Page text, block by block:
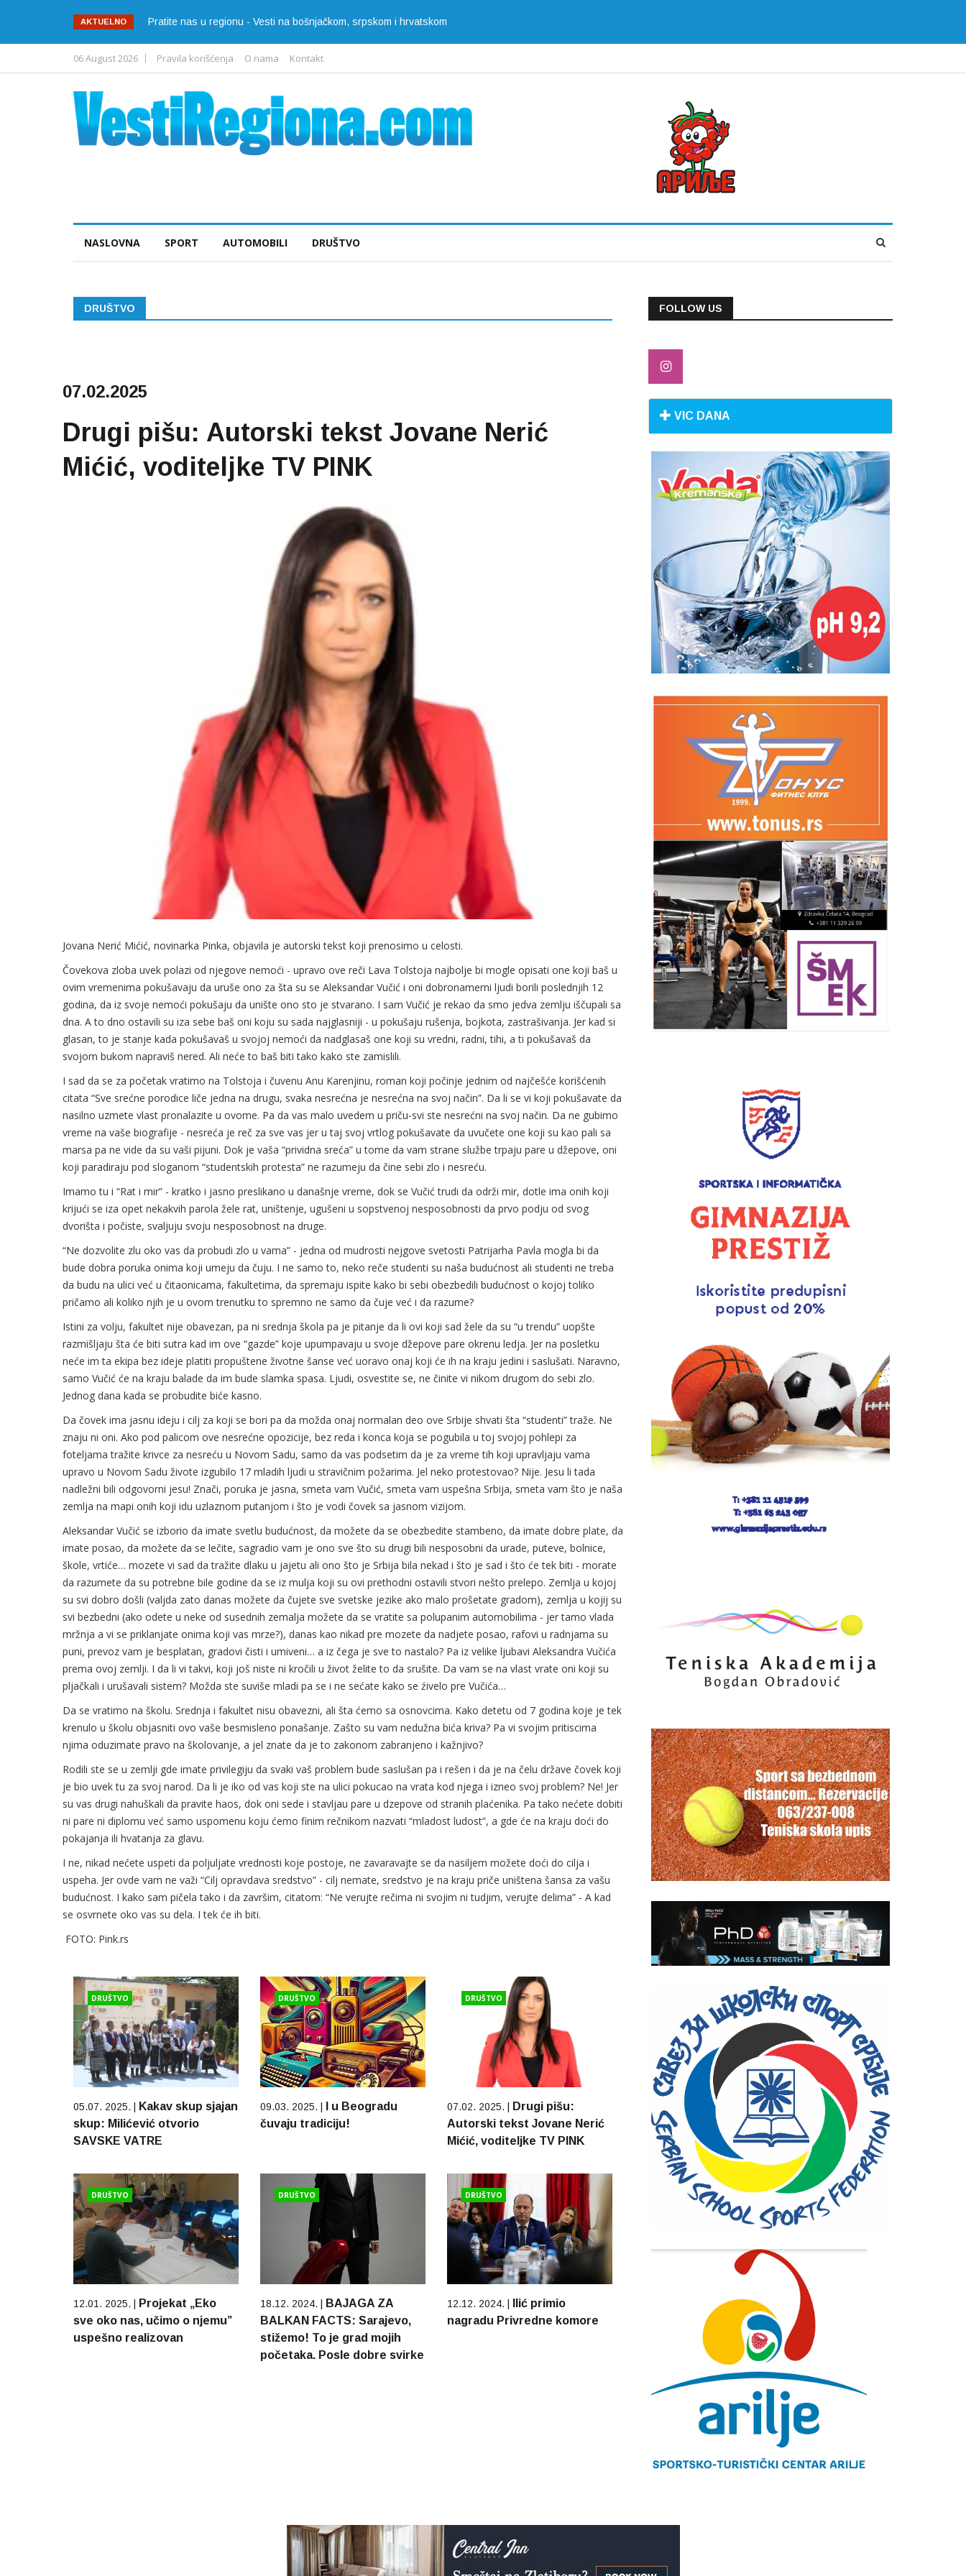
AKTUELNO Pratite nas u regionu - Vesti na bošnjačkom, srpskom i hrvatskom
06 August 2026 Pravila korišćenja O nama Kontakt
NASLOVNA SPORT AUTOMOBILI DRUŠTVO
DRUŠTVO
07.02.2025
Drugi pišu: Autorski tekst Jovane Nerić
Mićić, voditeljke TV PINK
Jovana Nerić Mićić, novinarka Pinka, objavila je autorski tekst koji prenosimo u celosti.
Čovekova zloba uvek polazi od njegove nemoći - upravo ove reči Lava Tolstoja najbolje bi mogle opisati one koji baš u
ovim vremenima pokušavaju da uruše ono za šta su se Aleksandar Vučić i oni dobronamerni ljudi borili poslednjih 12
godina, da iz svoje nemoći pokušaju da unište ono sto je stvarano. I sam Vučić je rekao da smo jedva zemlju iščupali sa
dna. A to dno ostavili su iza sebe baš oni koju su sada najglasniji - u pokušaju rušenja, bojkota, zastrašivanja. Jer kad si
glasan, to je stanje kada pokušavaš u svojoj nemoći da nadglasaš one koji su vredni, radni, tihi, a ti pokušavaš da
svojom bukom napraviš nered. Ali neće to baš biti tako kako ste zamislili.
I sad da se za početak vratimo na Tolstoja i čuvenu Anu Karenjinu, roman koji počinje jednim od najčešće korišćenih
citata “Sve srećne porodice liče jedna na drugu, svaka nesrećna je nesrećna na svoj način”. Da li se vi koji pokušavate da
nasilno uzmete vlast pronalazite u ovome. Pa da vas malo uvedem u priču-svi ste nesrećni na svoj način. Da ne gubimo
vreme na vaše biografije - nesreća je reč za sve vas jer u taj svoj vrtlog pokušavate da uvučete one koji su kao pali sa
marsa pa ne vide da su vaši pijuni. Dok je vaša “prividna sreća” u tome da vam strane službe trpaju pare u džepove, oni
koji paradiraju pod sloganom “studentskih protesta” ne razumeju da čine sebi zlo i nesreću.
Imamo tu i “Rat i mir” - kratko i jasno preslikano u današnje vreme, dok se Vučić trudi da održi mir, dotle ima onih koji
krijući se iza opet nekakvih parola žele rat, uništenje, ugušeni u sopstvenoj nesposobnosti da prvo podju od svog
dvorišta i počiste, svaljuju svoju nesposobnost na druge.
“Ne dozvolite zlu oko vas da probudi zlo u vama” - jedna od mudrosti nejgove svetosti Patrijarha Pavla mogla bi da
bude dobra poruka onima koji umeju da čuju. I ne samo to, neko reče studenti su naša budućnost ali studenti ne treba
da budu na ulici već u čitaonicama, fakultetima, da spremaju ispite kako bi sebi obezbedili budućnost o kojoj toliko
pričamo ali koliko njih je u ovom trenutku to spremno ne samo da čuje već i da razume?
Istini za volju, fakultet nije obavezan, pa ni srednja škola pa je pitanje da li ovi koji sad žele da su “u trendu” uopšte
razmišljaju šta će biti sutra kad im ove “gazde” koje upumpavaju u svoje džepove pare okrenu ledja. Jer na posletku
neće im ta ekipa bez ideje platiti propuštene životne šanse već uoravo onaj koji će ih na kraju jedini i saslušati. Naravno,
samo Vučić će na kraju balade da im bude slamka spasa. Ljudi, osvestite se, ne činite vi nikom drugom do sebi zlo.
Jednog dana kada se probudite biće kasno.
Da čovek ima jasnu ideju i cilj za koji se bori pa da možda onaj normalan deo ove Srbije shvati šta “studenti” traže. Ne
znaju ni oni. Ako pod palicom ove nesrećne opozicije, bez reda i konca koja se pogubila u toj svojoj pohlepi za
foteljama tražite krivce za nesreću u Novom Sadu, samo da vas podsetim da je za vreme tih koji upravljaju vama
upravo u Novom Sadu živote izgubilo 17 mladih ljudi u stravičnim požarima. Jel neko protestovao? Nije. Jesu li tada
nadležni bili odgovorni jesu! Znači, poruka je jasna, smeta vam Vučić, smeta vam uspešna Srbija, smeta vam što je naša
zemlja na mapi onih koji idu uzlaznom putanjom i što je vodi čovek sa jasnom vizijom.
Aleksandar Vučić se izborio da imate svetlu budućnost, da možete da se obezbedite stambeno, da imate dobre plate, da
imate posao, da možete da se lečite, sagradio vam je ono sve što su drugi bili nesposobni da urade, puteve, bolnice,
škole, vrtiće… mozete vi sad da tražite dlaku u jajetu ali ono što je Srbija bila nekad i što je sad i što će tek biti - morate
da razumete da su potrebne bile godine da se iz mulja koji su ovi prethodni ostavili stvori nešto prelepo. Zemlja u kojoj
su svi dobro došli (valjda zato danas možete da čujete sve svetske jezike ako malo prošetate gradom), zemlja u kojij su
svi bezbedni (ako odete u neke od susednih zemalja možete da se vratite sa polupanim automobilima - jer tamo vlada
mržnja a vi se priklanjate onima koji vas mrze?), danas kao nikad pre mozete da nadjete posao, rafovi u radnjama su
puni, prevoz vam je besplatan, gradovi čisti i umiveni… a iz čega je sve to nastalo? Pa iz velike ljubavi Aleksandra Vučića
prema ovoj zemlji. I da li vi takvi, koji još niste ni kročili u život želite to da srušite. Da vam se na vlast vrate oni koji su
pljačkali i urušavali sistem? Možda ste suviše mladi pa se i ne sećate kako se źivelo pre Vučića…
Da se vratimo na školu. Srednja i fakultet nisu obavezni, ali šta ćemo sa osnovcima. Kako detetu od 7 godina koje je tek
krenulo u školu objasniti ovo vaše besmisleno ponašanje. Zašto su vam nedužna bića kriva? Pa vi svojim pritiscima
njima oduzimate pravo na školovanje, a jel znate da je to zakonom zabranjeno i kažnjivo?
Rodili ste se u zemlji gde imate privilegiju da svaki vaš problem bude saslušan pa i rešen i da je na čelu države čovek koji
je bio uvek tu za svoj narod. Da li je iko od vas koji ste na ulici pokucao na vrata kod njega i izneo svoj problem? Ne! Jer
su vas drugi nahuškali da pravite haos, dok oni sede i stavljau pare u dzepove od stranih plaćenika. Pa tako nećete dobiti
ni pare ni diplomu već samo uspomenu koju ćemo finim rečnikom nazvati “mladost ludost”, a gde će na kraju doći do
pokajanja ili hvatanja za glavu.
I ne, nikad nećete uspeti da poljuljate vrednosti koje postoje, ne zavaravajte se da nasiljem možete doći do cilja i
uspeha. Jer ovde vam ne važi “Cilj opravdava sredstvo” - cilj nemate, sredstvo je na kraju priče uništena šansa za vašu
budućnost. I kako sam pičela tako i da završim, citatom: “Ne verujte rečima ni svojim ni tudjim, verujte delima” - A kad
se osvrnete oko vas su dela. I tek će ih biti.
FOTO: Pink.rs
DRUŠTVO
05.07. 2025. |
Kakav skup sjajan
skup: Milićević otvorio
SAVSKE VATRE
DRUŠTVO
09.03. 2025. |
I u Beogradu
čuvaju tradiciju!
DRUŠTVO
07.02. 2025. |
Drugi pišu:
Autorski tekst Jovane Nerić
Mićić, voditeljke TV PINK
DRUŠTVO
12.01. 2025. |
Projekat „Eko
sve oko nas, učimo o njemu”
uspešno realizovan
DRUŠTVO
18.12. 2024. |
BAJAGA ZA
BALKAN FACTS: Sarajevo,
stižemo! To je grad mojih
početaka. Posle dobre svirke
DRUŠTVO
12.12. 2024. |
Ilić primio
nagradu Privredne komore
FOLLOW US
VIC DANA